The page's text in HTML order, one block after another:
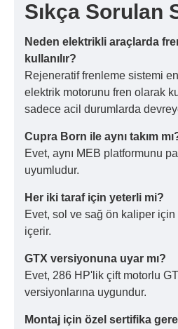
Sıkça Sorulan
Neden elektrikli araçlarda
kullanılır?
Rejeneratif frenleme sistemi
elektrik motorunu fren olarak
sadece acil durumlarda
Cupra Born ile aynı takım
Evet, aynı MEB platformunu
uyumludur.
Her iki taraf için yeterli mi?
Evet, sol ve sağ ön kaliper için
içerir.
GTX versiyonuna uyar mı?
Evet, 286 HP'lik çift motorlu
versiyonlarına uygundur.
Montaj için özel sertifika